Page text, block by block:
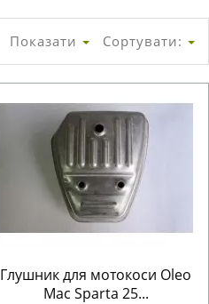
Сортувати:
Показати
Глушник для мотокоси Oleo
Mac Sparta 25...